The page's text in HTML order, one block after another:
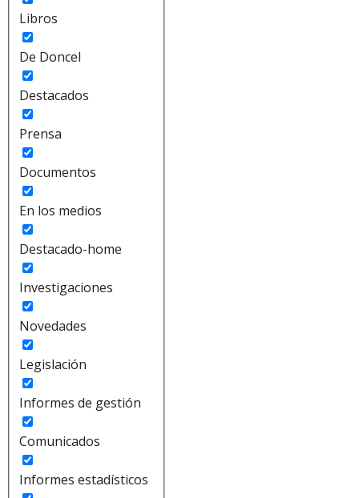
Libros
De Doncel
Destacados
Prensa
Documentos
En los medios
Destacado-home
Investigaciones
Novedades
Legislación
Informes de gestión
Comunicados
Informes estadísticos